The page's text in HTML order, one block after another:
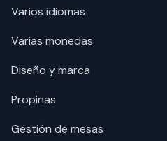
Varios idiomas
Varias monedas
Diseño y marca
Propinas
Gestión de mesas